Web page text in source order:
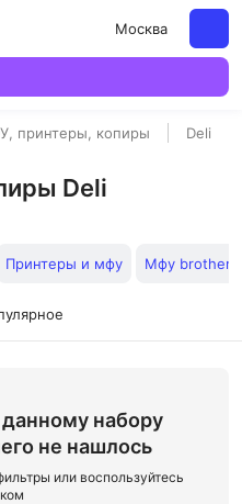
Москва
принтеры, копиры Deli
Deli
Принтеры и мфу Мфу brother
набору
не нашлось
или воспользуйтесь